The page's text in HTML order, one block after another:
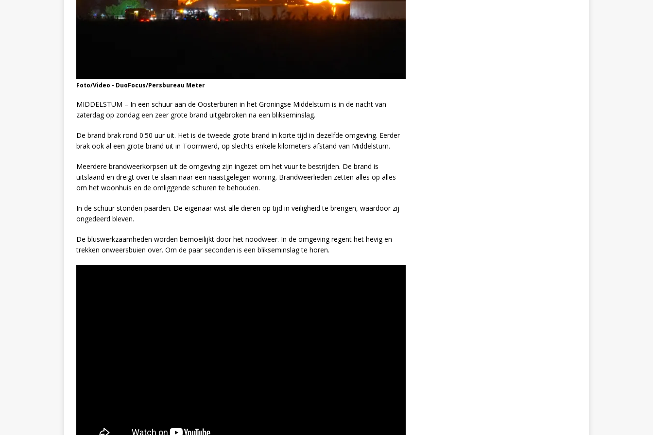
Foto/Video - DuoFocus/Persbureau Meter
MIDDELSTUM – In een schuur aan de Oosterburen in het Groningse Middelstum is in de nacht van
zaterdag op zondag een zeer grote brand uitgebroken na een blikseminslag.
De brand brak rond 0:50 uur uit. Het is de tweede grote brand in korte tijd in dezelfde omgeving. Eerder
brak ook al een grote brand uit in Toornwerd, op slechts enkele kilometers afstand van Middelstum.
Meerdere brandweerkorpsen uit de omgeving zijn ingezet om het vuur te bestrijden. De brand is
uitslaand en dreigt over te slaan naar een naastgelegen woning. Brandweerlieden zetten alles op alles
om het woonhuis en de omliggende schuren te behouden.
In de schuur stonden paarden. De eigenaar wist alle dieren op tijd in veiligheid te brengen, waardoor zij
ongedeerd bleven.
De bluswerkzaamheden worden bemoeilijkt door het noodweer. In de omgeving regent het hevig en
trekken onweersbuien over. Om de paar seconden is een blikseminslag te horen.